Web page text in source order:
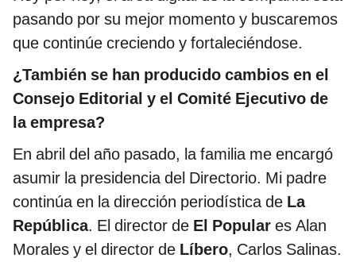
pasando por su mejor momento y buscaremos
que continúe creciendo y fortaleciéndose.
¿También se han producido cambios en el
Consejo Editorial y el Comité Ejecutivo de
la empresa?
En abril del año pasado, la familia me encargó
asumir la presidencia del Directorio. Mi padre
continúa en la dirección periodística de La
República. El director de El Popular es Alan
Morales y el director de Líbero, Carlos Salinas.